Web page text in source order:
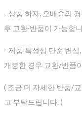
- 상품 하자, 오배송의
후 교환∙반품이 가능합
- 제품 특성상 단순 변심
개봉한 경우 교환/반품
( 조금 더 자세한 반품/
고 부탁드립니다. )